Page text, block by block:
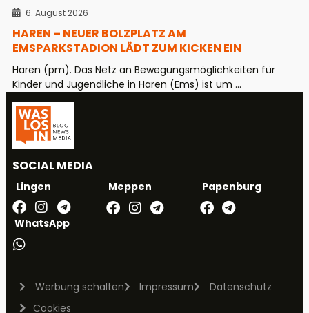
6. August 2026
HAREN – NEUER BOLZPLATZ AM
EMSPARKSTADION LÄDT ZUM KICKEN EIN
Haren (pm). Das Netz an Bewegungsmöglichkeiten für
Kinder und Jugendliche in Haren (Ems) ist um ...
SOCIAL MEDIA
Lingen Meppen Papenburg
WhatsApp
Werbung schalten Impressum
Datenschutz
Cookies